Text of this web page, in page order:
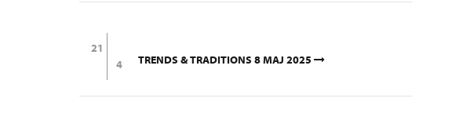
21
4
TRENDS & TRADITIONS 8 MAJ 2025